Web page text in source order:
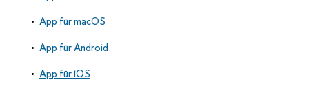
App für macOS
App für Android
App für iOS